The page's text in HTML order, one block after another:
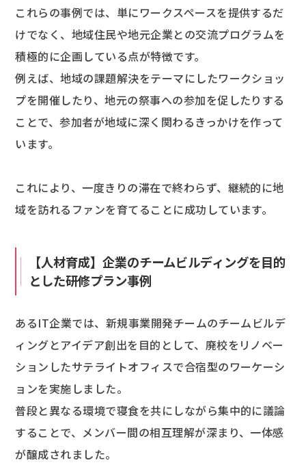
これらの事例では、単にワークスペースを提供するだ
けでなく、地域住民や地元企業との交流プログラムを
積極的に企画している点が特徴です。
例えば、地域の課題解決をテーマにしたワークショッ
プを開催したり、地元の祭事への参加を促したりする
ことで、参加者が地域に深く関わるきっかけを作って
います。
これにより、一度きりの滞在で終わらず、継続的に地
域を訪れるファンを育てることに成功しています。
【人材育成】企業のチームビルディングを目的
とした研修プラン事例
あるIT企業では、新規事業開発チームのチームビルデ
ィングとアイデア創出を目的として、廃校をリノベー
ションしたサテライトオフィスで合宿型のワーケーシ
ョンを実施しました。
普段と異なる環境で寝食を共にしながら集中的に議論
することで、メンバー間の相互理解が深まり、一体感
が醸成されました。